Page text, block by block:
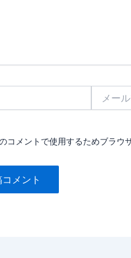
コメントで使用するためブラウ